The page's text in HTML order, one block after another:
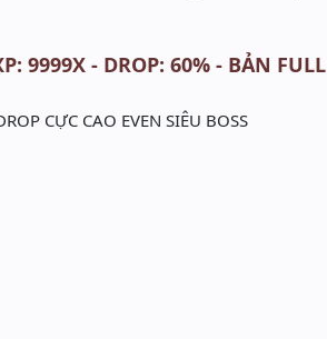
9999X - DROP: 60% - BẢN FULL
CỰC CAO EVEN SIÊU BOSS